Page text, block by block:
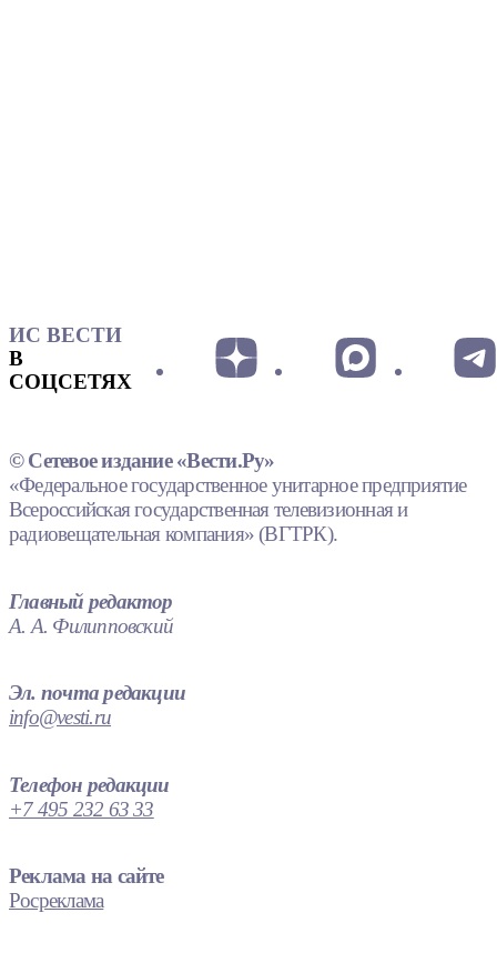
ИС ВЕСТИ
В
СОЦСЕТЯХ
© Сетевое издание «Вести.Ру»
«Федеральное государственное унитарное предприятие
Всероссийская государственная телевизионная и
радиовещательная компания» (ВГТРК).
Главный редактор
А. А. Филипповский
Эл. почта редакции
info@vesti.ru
Телефон редакции
+7 495 232 63 33
Реклама на сайте
Росреклама